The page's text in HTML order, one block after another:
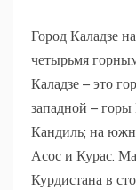
Город Каладзе
четырьмя
Каладзе – это
западной –
Кандиль; на
Асос и Курас.
Курдистана в